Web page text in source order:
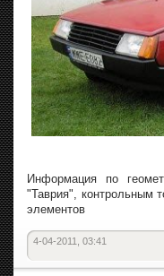
Информация по
"Таврия", контрольным
элементов
4-04-2011, 03:41